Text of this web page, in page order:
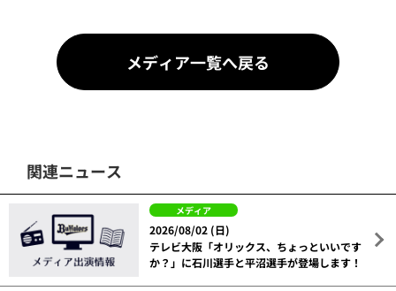
メディア一覧へ戻る
関連ニュース
メディア
2026/08/02 (日)
テレビ大阪「オリックス、ちょっといいです
か？」に石川選手と平沼選手が登場します！